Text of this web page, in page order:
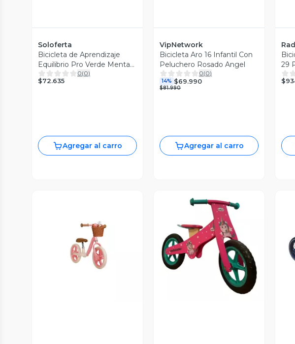
Soloferta
Bicicleta de Aprendizaje
Equilibrio Pro Verde Menta
para Niños Aro 12
0(0)
$72.635
Agregar al carro
VipNetwork
Bicicleta Aro 16 Infantil Con
Peluchero Rosado Angel
0(0)
14% $69.990
$81.990
Agregar al carro
29
Vista Previa Vista Previa